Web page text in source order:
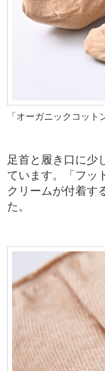
「オーガニックコット
足首と履き口に少
ています。「フッ
クリームが付着す
た。